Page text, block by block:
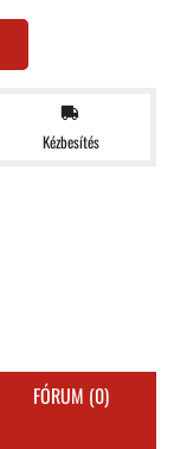
Kézbesítés
FÓRUM (0)